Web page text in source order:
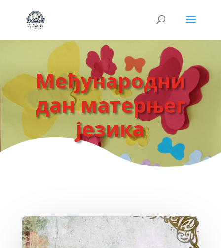
Meђународни
дан матерњег
језика